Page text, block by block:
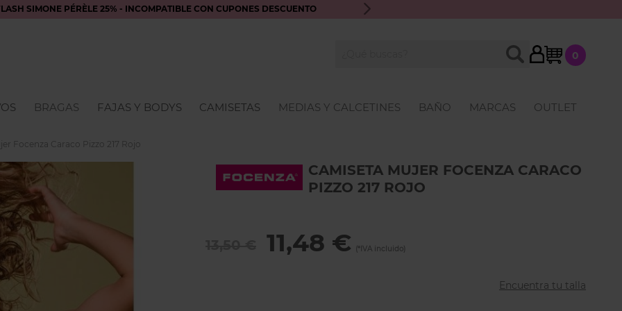
SIMONE PÉRÈLE 25% - INCOMPATIBLE CON CUPONES DESCUENTO ENVÍO GRATIS A PARTIR DE 70€ · ATENCIÓN
My Cart
0
BUSCAR
BRAGAS FAJAS Y BODYS CAMISETAS MEDIAS Y CALCETINES BAÑO MARCAS OUTLET
Focenza Caraco Pizzo 217 Rojo
CAMISETA MUJER FOCENZA CARACO
PIZZO 217 ROJO
11,48 €
Encuentra tu talla